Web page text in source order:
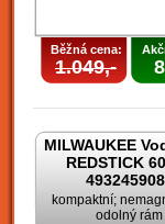
Běžná cena:
1.049,-
MILWAUKEE
REDSTICK
kompaktní;
odolný rám